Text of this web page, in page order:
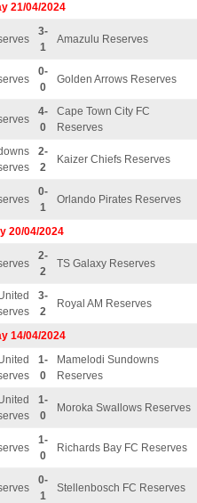
21/04/2024
3-
1
Amazulu Reserves
0-
0
Golden Arrows Reserves
4-
0
Cape Town City FC
Reserves
2-
2
Kaizer Chiefs Reserves
0-
1
Orlando Pirates Reserves
20/04/2024
2-
2
TS Galaxy Reserves
3-
2
Royal AM Reserves
14/04/2024
1-
0
Mamelodi Sundowns
Reserves
1-
0
Moroka Swallows Reserves
1-
0
Richards Bay FC Reserves
0-
1
Stellenbosch FC Reserves